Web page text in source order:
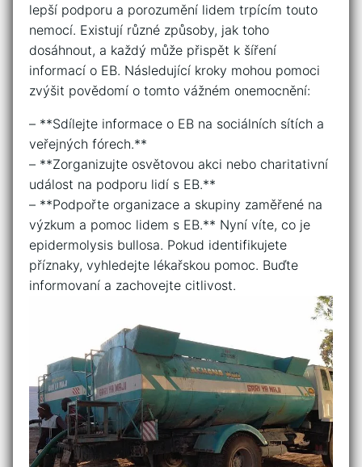
lepší​ podporu a porozumění ⁤lidem ​trpícím touto
nemocí. Existují různé⁣ způsoby, ⁣jak toho
dosáhnout, a⁢ každý může přispět k šíření
informací ⁤o⁤ EB. Následující kroky⁣ mohou pomoci
zvýšit‌ povědomí o tomto vážném‍ onemocnění:
– **Sdílejte ⁢informace o EB na sociálních sítích a
veřejných fórech.**
– **Zorganizujte osvětovou akci nebo charitativní
událost ⁣na podporu lidí s EB.**
– **Podpořte​ organizace a skupiny zaměřené ‌na
výzkum ‍a‌ pomoc lidem s⁤ EB.** Nyní víte, co je​
epidermolysis bullosa.​ Pokud identifikujete
příznaky, ⁢vyhledejte lékařskou pomoc. Buďte
informovaní⁢ a zachovejte‌ citlivost.